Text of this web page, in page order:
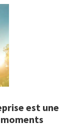
est une